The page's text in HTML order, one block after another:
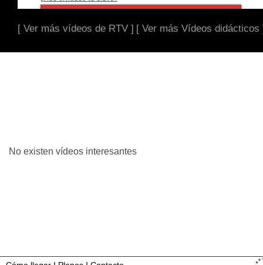
[ Ver más vídeos de RTV ] [ Ver más Vídeos didácticos
No existen vídeos interesantes